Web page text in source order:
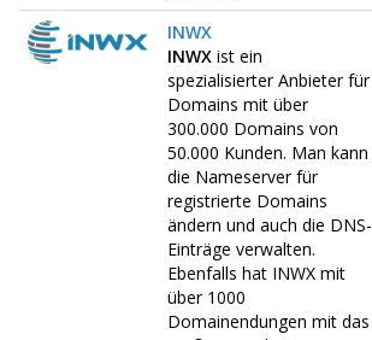
INWX
INWX ist ein
spezialisierter Anbieter für
Domains mit über
300.000 Domains von
50.000 Kunden. Man kann
die Nameserver für
registrierte Domains
ändern und auch die DNS-
Einträge verwalten.
Ebenfalls hat INWX mit
über 1000
Domainendungen mit das